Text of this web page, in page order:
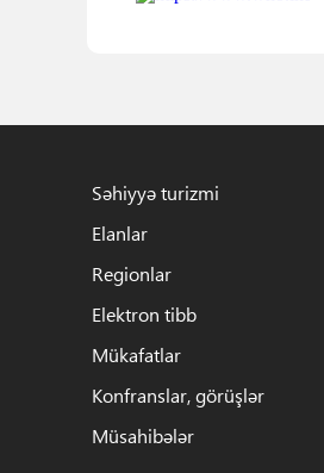
Səhiyyə turizmi
Elanlar
Regionlar
Elektron tibb
Mükafatlar
Konfranslar, görüşlər
Müsahibələr